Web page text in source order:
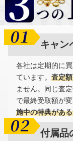
キャン
各社は定期的に
ています。 査定
ません。同じ査
で最終受取額が
施中の特典があ
付属品